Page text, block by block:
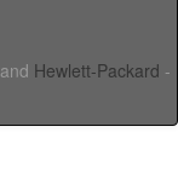
and Hewlett-Packard -